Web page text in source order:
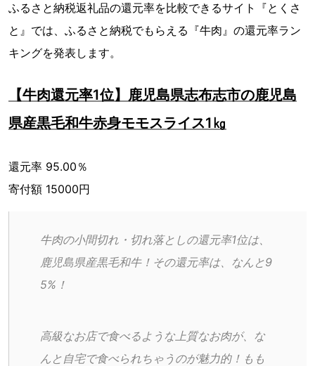
ふるさと納税返礼品の還元率を比較できるサイト『とくさ
と』では、ふるさと納税でもらえる『牛肉』の還元率ラン
キングを発表します。
【牛肉還元率1位】鹿児島県志布志市の鹿児島
県産黒毛和牛赤身モモスライス1㎏
還元率 95.00％
寄付額 15000円
牛肉の小間切れ・切れ落としの還元率1位は、
鹿児島県産黒毛和牛！その還元率は、なんと9
5%！
高級なお店で食べるような上質なお肉が、な
んと自宅で食べられちゃうのが魅力的！もも